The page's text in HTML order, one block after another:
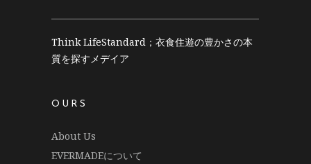
Think LifeStandard；衣食住遊の豊かさの本
質を探すメデイア
OURS
About Us
EVERMADEについて